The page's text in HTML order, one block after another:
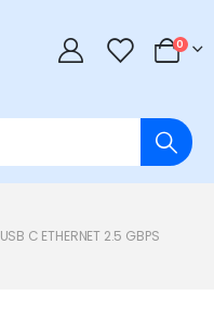
0 0
USB C ETHERNET 2.5 GBPS